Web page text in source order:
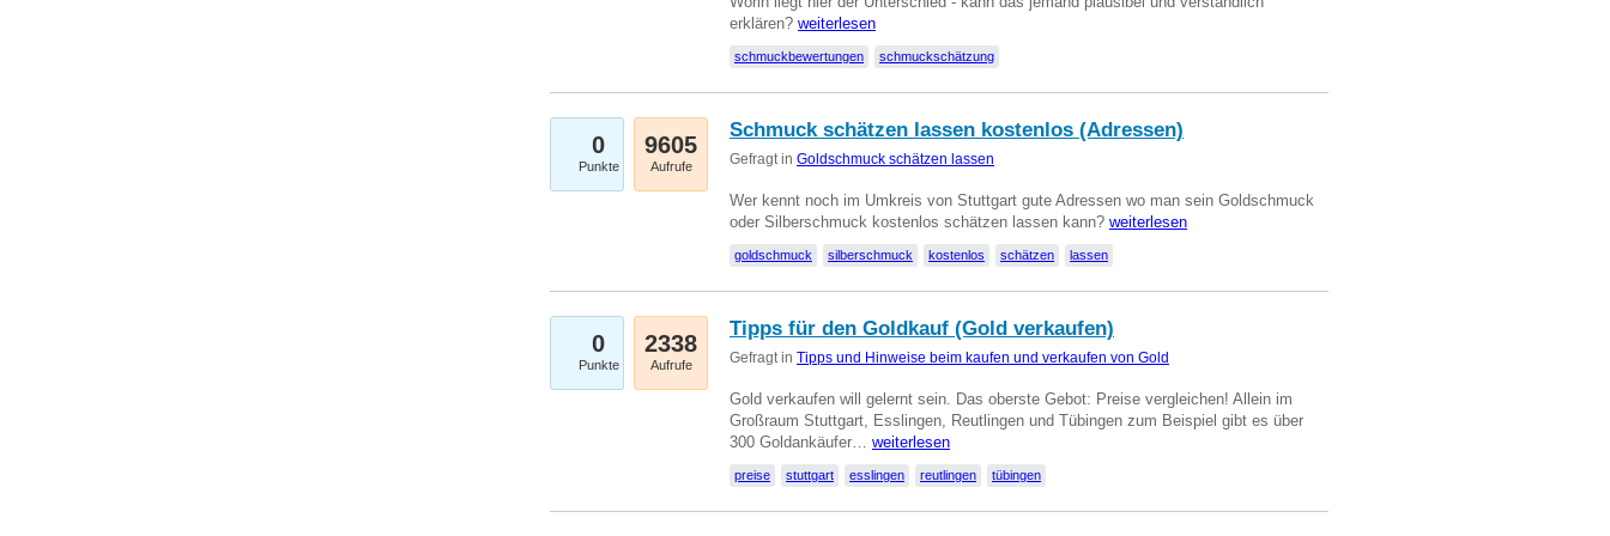
erklären? weiterlesen
schmuckbewertungen schmuckschätzung
0
Punkte
9605
Aufrufe
Schmuck schätzen lassen kostenlos (Adressen)
Gefragt in Goldschmuck schätzen lassen
Wer kennt noch im Umkreis von Stuttgart gute Adressen wo man sein Goldschmuck
oder Silberschmuck kostenlos schätzen lassen kann? weiterlesen
goldschmuck silberschmuck kostenlos schätzen lassen
0
Punkte
2338
Aufrufe
Tipps für den Goldkauf (Gold verkaufen)
Gefragt in Tipps und Hinweise beim kaufen und verkaufen von Gold
Gold verkaufen will gelernt sein. Das oberste Gebot: Preise vergleichen! Allein im
Großraum Stuttgart, Esslingen, Reutlingen und Tübingen zum Beispiel gibt es über
300 Goldankäufer… weiterlesen
preise stuttgart esslingen reutlingen tübingen